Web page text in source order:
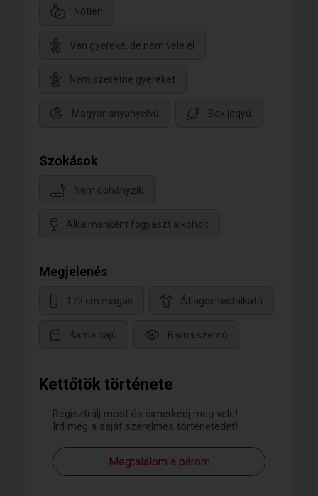
Kettőtök története
Regisztrálj most és ismerkedj meg vele!
Írd meg a saját szerelmes történetedet!
Megtalálom a párom
Nőtlen
Van gyereke, de nem vele él
Nem szeretne gyereket
Magyar anyanyelvű Bak jegyű
Szokások
Nem dohányzik
Alkalmanként fogyaszt alkoholt
Megjelenés
172 cm magas Átlagos testalkatú
Barna hajú Barna szemű